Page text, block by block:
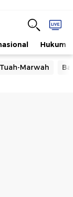
Hukum
Marwah